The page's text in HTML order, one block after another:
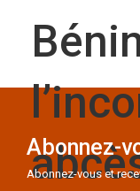
Abonnez-
Abonnez-vous et